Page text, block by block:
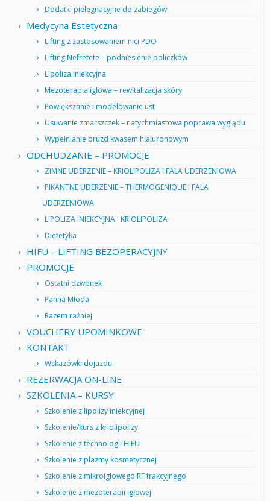
Dodatki pielęgnacyjne do zabiegów
Medycyna Estetyczna
Lifting z zastosowaniem nici PDO
Lifting Nefretete – podniesienie policzków
Lipoliza iniekcyjna
Mezoterapia igłowa – rewitalizacja skóry
Powiększanie i modelowanie ust
Usuwanie zmarszczek – natychmiastowa poprawa wyglądu
Wypełnianie bruzd kwasem hialuronowym
ODCHUDZANIE – PROMOCJE
ZIMNE UDERZENIE – KRIOLIPOLIZA I FALA UDERZENIOWA
PIKANTNE UDERZENIE – THERMOGENIQUE I FALA
UDERZENIOWA
LIPOLIZA INIEKCYJNA I KRIOLIPOLIZA
Dietetyka
HIFU – LIFTING BEZOPERACYJNY
PROMOCJE
Ostatni dzwonek
Panna Młoda
Razem raźniej
VOUCHERY UPOMINKOWE
KONTAKT
Wskazówki dojazdu
REZERWACJA ON-LINE
SZKOLENIA – KURSY
Szkolenie z lipolizy iniekcyjnej
Szkolenie/kurs z kriolipolizy
Szkolenie z technologii HIFU
Szkolenie z plazmy kosmetycznej
Szkolenie z mikroigłowego RF frakcyjnego
Szkolenie z mezoterapii igłowej